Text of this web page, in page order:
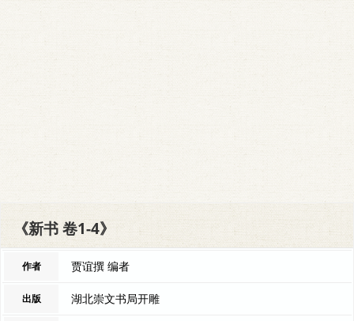
《新书 卷1-4》
作者 贾谊撰 编者
出版 湖北崇文书局开雕